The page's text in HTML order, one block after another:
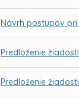
Návrh postupov pri
Predloženie
Predloženie